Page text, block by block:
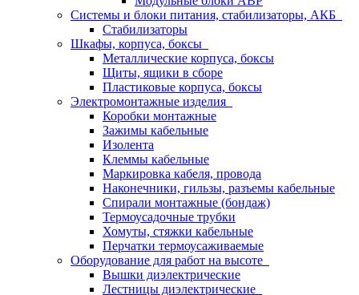
Системы и блоки питания, стабилизаторы, АКБ
Стабилизаторы
Шкафы, корпуса, боксы
Металлические корпуса, боксы
Щиты, ящики в сборе
Пластиковые корпуса, боксы
Электромонтажные изделия
Коробки монтажные
Зажимы кабельные
Изолента
Клеммы кабельные
Маркировка кабеля, провода
Наконечники, гильзы, разъемы кабельные
Спирали монтажные (бондаж)
Термоусадочные трубки
Хомуты, стяжки кабельные
Перчатки термоусаживаемые
Оборудование для работ на высоте
Вышки диэлектрические
Лестницы диэлектрические